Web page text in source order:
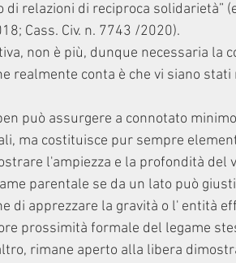
relazioni di reciproca solidarietà”
Cass. Civ. n. 7743 /2020).
non è più, dunque necessaria la
realmente conta è che vi siano
può assurgere a connotato
ma costituisce pur sempre
l'ampiezza e la profondità del
parentale se da un lato può
di apprezzare la gravità o l' entità
prossimità formale del legame
rimane aperto alla libera